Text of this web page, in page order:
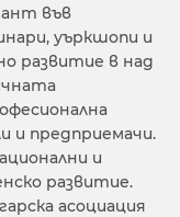
във
уъркшопи и
развитие в над
и предприемачи.
и
развитие.
асоциация